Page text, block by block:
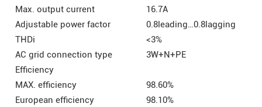
Max. output current
16.7A
Adjustable power factor
0.8leading…0.8lagging
THDi
<3%
AC grid connection type
3W+N+PE
Efficiency
MAX. efficiency
98.60%
European efficiency
98.10%